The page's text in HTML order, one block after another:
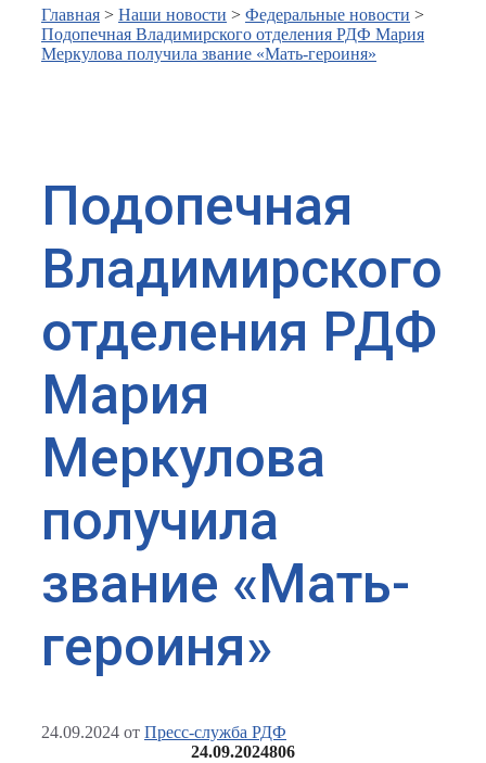
Главная > Наши новости > Федеральные новости >
Подопечная Владимирского отделения РДФ Мария
Меркулова получила звание «Мать-героиня»
Подопечная
Владимирского
отделения РДФ
Мария
Меркулова
получила
звание «Мать-
героиня»
24.09.2024 от Пресс-служба РДФ
24.09.2024806